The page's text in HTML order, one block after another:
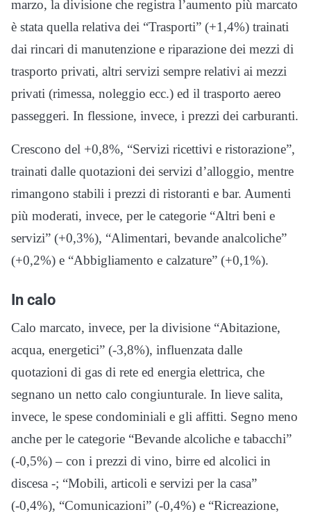
marzo, la divisione che registra l’aumento più marcato
è stata quella relativa dei “Trasporti” (+1,4%) trainati
dai rincari di manutenzione e riparazione dei mezzi di
trasporto privati, altri servizi sempre relativi ai mezzi
privati (rimessa, noleggio ecc.) ed il trasporto aereo
passeggeri. In flessione, invece, i prezzi dei carburanti.
Crescono del +0,8%, “Servizi ricettivi e ristorazione”,
trainati dalle quotazioni dei servizi d’alloggio, mentre
rimangono stabili i prezzi di ristoranti e bar. Aumenti
più moderati, invece, per le categorie “Altri beni e
servizi” (+0,3%), “Alimentari, bevande analcoliche”
(+0,2%) e “Abbigliamento e calzature” (+0,1%).
In calo
Calo marcato, invece, per la divisione “Abitazione,
acqua, energetici” (-3,8%), influenzata dalle
quotazioni di gas di rete ed energia elettrica, che
segnano un netto calo congiunturale. In lieve salita,
invece, le spese condominiali e gli affitti. Segno meno
anche per le categorie “Bevande alcoliche e tabacchi”
(-0,5%) – con i prezzi di vino, birre ed alcolici in
discesa -; “Mobili, articoli e servizi per la casa”
(-0,4%), “Comunicazioni” (-0,4%) e “Ricreazione,